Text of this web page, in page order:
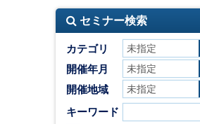
セミナー検索
カテゴリ
開催年月
開催地域
キーワード